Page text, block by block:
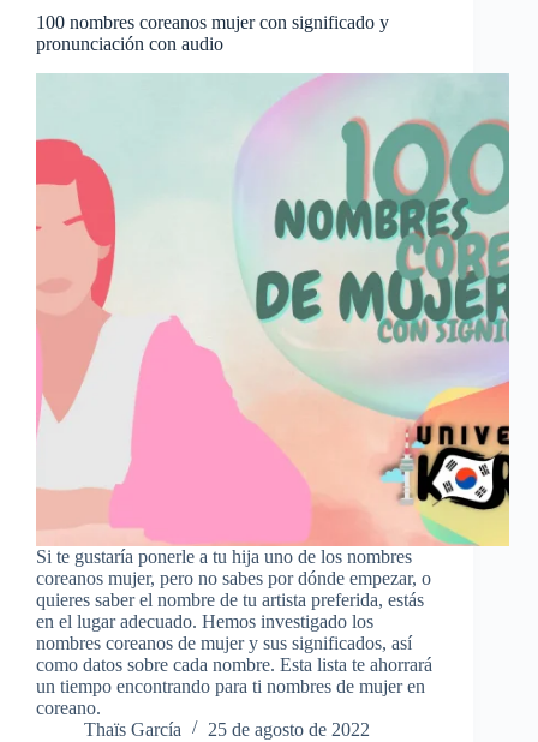
100 nombres coreanos mujer con significado y
pronunciación con audio
Si te gustaría ponerle a tu hija uno de los nombres
coreanos mujer, pero no sabes por dónde empezar, o
quieres saber el nombre de tu artista preferida, estás
en el lugar adecuado. Hemos investigado los
nombres coreanos de mujer y sus significados, así
como datos sobre cada nombre. Esta lista te ahorrará
un tiempo encontrando para ti nombres de mujer en
coreano.
Thaïs García
25 de agosto de 2022